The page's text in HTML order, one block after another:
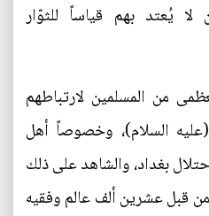
لا يُعتد بهم قياساً للثوّار
من المسلمين لارتباطهم
(عليه السلام)، وخصوصاً أهل
بغداد، والشاهد على ذلك
من قبل عشرين ألف عالم وفقيه